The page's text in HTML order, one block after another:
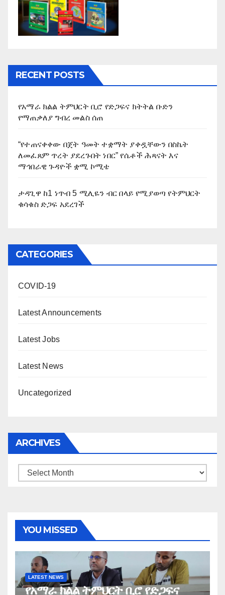
RECENT POSTS
የአማራ ክልል ትምህርት ቢሮ የድጋፍና ክትትል ቡድን
የማጠቃለያ ግብረ መልስ ሰጠ
“የተጠናቀቀው በጀት ዓመት ተቋማት ያቀዷቸውን በስኬት
ለመፈጸም ጥረት ያደረጉበት ነበር” የሴቶች ሕጻናት እና
ማኅበራዊ ጉዳዮች ቋሚ ኮሚቴ
ታዳጊዋ ከ1 ነጥብ 5 ሚሊዬን ብር በላይ የሚያወጣ የትምህርት
ቁሳቁስ ድጋፍ አደረገች
CATEGORIES
COVID-19
Latest Announcements
Latest Jobs
Latest News
Uncategorized
ARCHIVES
Archives
YOU MISSED
LATEST NEWS
የአማራ ክልል ትምህርት ቢሮ የድጋፍና